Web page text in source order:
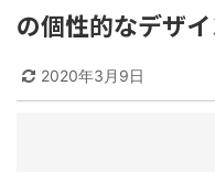
の個性的なデザ
2020年3月9日